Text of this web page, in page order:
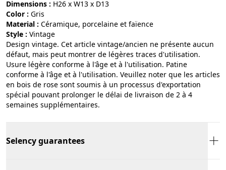
Dimensions : H26 x W13 x D13
Color :
gris
Material :
céramique, porcelaine et faïence
Style :
vintage
Design vintage. Cet article vintage/ancien ne présente aucun
défaut, mais peut montrer de légères traces d'utilisation.
Usure légère conforme à l'âge et à l'utilisation. Patine
conforme à l'âge et à l'utilisation. Veuillez noter que les articles
en bois de rose sont soumis à un processus d'exportation
spécial pouvant prolonger le délai de livraison de 2 à 4
semaines supplémentaires.
Selency guarantees